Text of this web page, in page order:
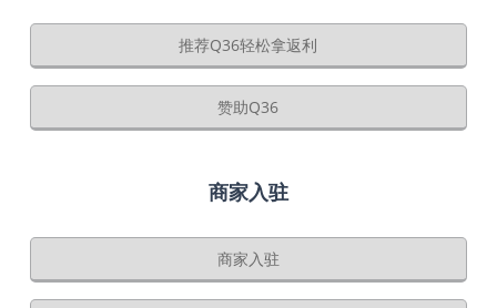
推荐Q36轻松拿返利
赞助Q36
商家入驻
商家入驻